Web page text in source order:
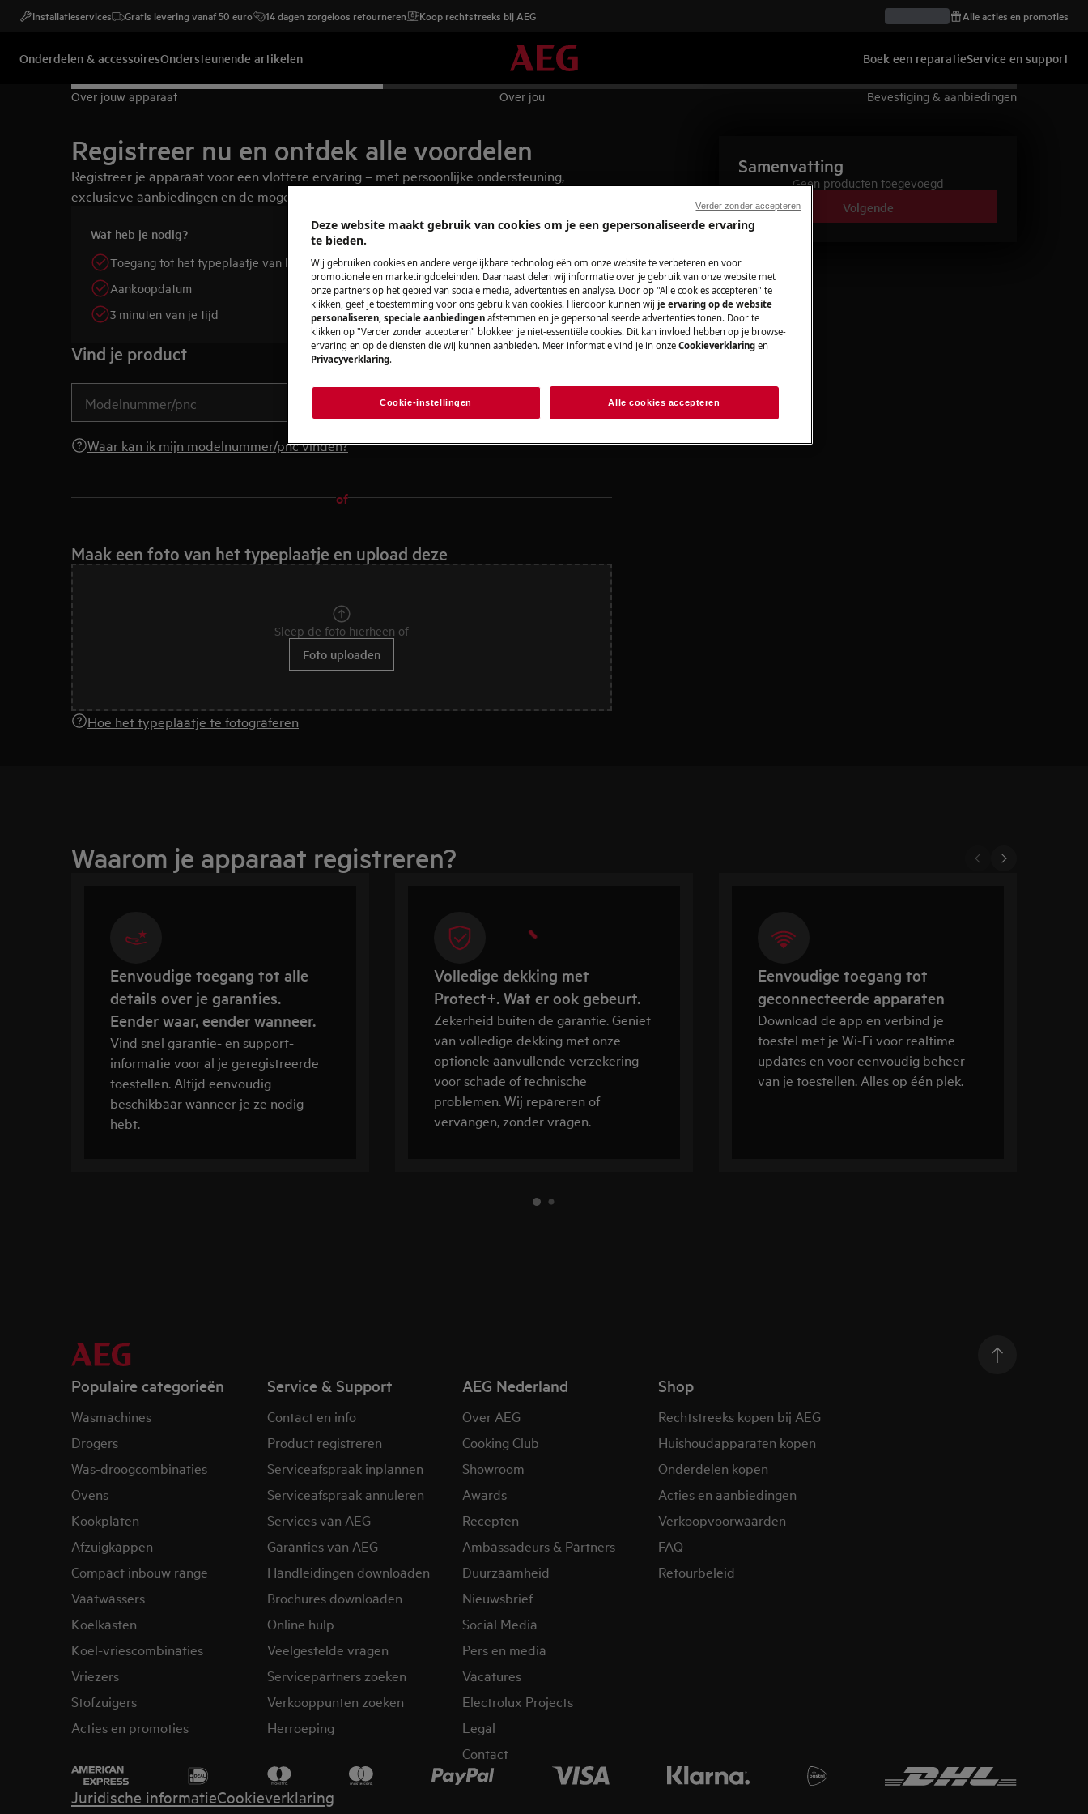
Installatieservices Gratis levering vanaf 50 euro 14 dagen zorgeloos retourneren Koop rechtstreeks bij AEG Alle acties en promoties
Onderdelen & accessoiresOndersteunende artikelen Boek een reparatieService en support
Over jouw apparaat Over jou Bevestiging & aanbiedingen
Registreer nu en ontdek alle voordelen
Registreer je apparaat voor een vlottere ervaring – met persoonlijke ondersteuning,
exclusieve aanbiedingen en de mogelijkheid om je garantie te verlengen.
Wat heb je nodig?
Toegang tot het typeplaatje van het apparaat
Aankoopdatum
3 minuten van je tijd
Vind je product
Waar kan ik mijn modelnummer/pnc vinden?
of
Maak een foto van het typeplaatje en upload deze
Sleep de foto hierheen of
Foto uploaden
Hoe het typeplaatje te fotograferen
Samenvatting
Geen producten toegevoegd
Volgende
Waarom je apparaat registreren?
Eenvoudige toegang tot alle
details over je garanties.
Eender waar, eender wanneer.
Vind snel garantie- en support-
informatie voor al je geregistreerde
toestellen. Altijd eenvoudig
beschikbaar wanneer je ze nodig
hebt.
Volledige dekking met
Protect+. Wat er ook gebeurt.
Zekerheid buiten de garantie. Geniet
van volledige dekking met onze
optionele aanvullende verzekering
voor schade of technische
problemen. Wij repareren of
vervangen, zonder vragen.
Eenvoudige toegang tot
geconnecteerde apparaten
Download de app en verbind je
toestel met je Wi-Fi voor realtime
updates en voor eenvoudig beheer
van je toestellen. Alles op één plek.
Populaire categorieën
Wasmachines
Drogers
Was-droogcombinaties
Ovens
Kookplaten
Afzuigkappen
Compact inbouw range
Vaatwassers
Koelkasten
Koel-vriescombinaties
Vriezers
Stofzuigers
Acties en promoties
Service & Support
Contact en info
Product registreren
Serviceafspraak inplannen
Serviceafspraak annuleren
Services van AEG
Garanties van AEG
Handleidingen downloaden
Brochures downloaden
Online hulp
Veelgestelde vragen
Servicepartners zoeken
Verkooppunten zoeken
Herroeping
AEG Nederland
Over AEG
Cooking Club
Showroom
Awards
Recepten
Ambassadeurs & Partners
Duurzaamheid
Nieuwsbrief
Social Media
Pers en media
Vacatures
Electrolux Projects
Legal
Contact
Shop
Rechtstreeks kopen bij AEG
Huishoudapparaten kopen
Onderdelen kopen
Acties en aanbiedingen
Verkoopvoorwaarden
FAQ
Retourbeleid
Juridische informatieCookieverklaring
Deze website maakt gebruik van cookies om je een gepersonaliseerde ervaring
te bieden.
Wij gebruiken cookies en andere vergelijkbare technologieën om onze website te verbeteren en voor
promotionele en marketingdoeleinden. Daarnaast delen wij informatie over je gebruik van onze website met
onze partners op het gebied van sociale media, advertenties en analyse. Door op "Alle cookies accepteren" te
klikken, geef je toestemming voor ons gebruik van cookies. Hierdoor kunnen wij je ervaring op de website
personaliseren, speciale aanbiedingen afstemmen en je gepersonaliseerde advertenties tonen. Door te
klikken op "Verder zonder accepteren" blokkeer je niet-essentiële cookies. Dit kan invloed hebben op je browse-
ervaring en op de diensten die wij kunnen aanbieden. Meer informatie vind je in onze Cookieverklaring en
Privacyverklaring.
Cookie-instellingen Alle cookies accepteren
Verder zonder accepteren